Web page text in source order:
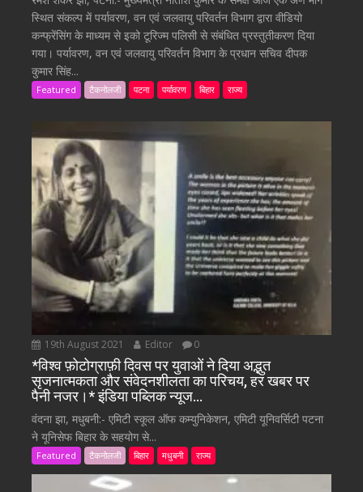
स्थित संकल्प में पर्यावरण, वन एवं जलवायु परिवर्तन विभाग द्वारा वीडियो
कन्फ्रेंसिंग के माध्यम से इको टूरिज्म पलिसी से संबंधित प्रस्तुतीकरण दिया
गया। पर्यावरण, वन एवं जलवायु परिवर्तन विभाग के प्रधान सचिव दीपक
कुमार सिंह...
Featured टैकनोलजी पटना पर्यावरण बिहार राज्य
19th August 2021 Editor 0
*विश्व फ़ोटोग्राफ़ी दिवस पर युवाओं ने दिया अद्भुत
सृजनात्मकता और संवेदनशीलता का परिचय, हर खबर पर
पैनी नजर।* इंडिया पब्लिक न्यूज…
वंदना झा, मधुबनी:- एमिटी स्कूल ऑफ कम्युनिकेशन, एमिटी यूनिवर्सिटी पटना
ने यूनिसेफ बिहार के सहयोग से...
Featured टैकनोलजी बिहार मधुबनी राज्य